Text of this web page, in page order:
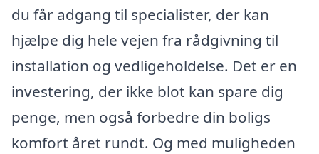
du får adgang til specialister, der kan
hjælpe dig hele vejen fra rådgivning til
installation og vedligeholdelse. Det er en
investering, der ikke blot kan spare dig
penge, men også forbedre din boligs
komfort året rundt. Og med muligheden